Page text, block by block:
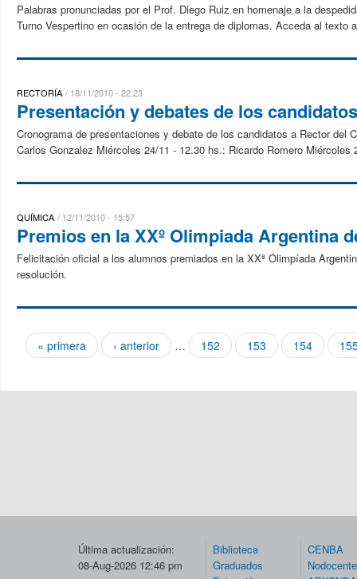
Palabras pronunciadas por el Prof. Diego Ruiz en homenaje a la
Turno Vespertino en ocasión de la entrega de diplomas. Acceda al texto
RECTORÍA 18/11/2010 - 22:23
Presentación y debates de los
Cronograma de presentaciones y debate de los candidatos a Rector
Carlos Gonzalez Miércoles 24/11 - 12.30 hs.: Ricardo Romero Miércoles
QUÍMICA 12/11/2010 - 15:57
Premios en la XXº Olimpiada Argentina
Felicitación oficial a los alumnos premiados en la XXª Olimpíada
resolución.
Páginas
« primera ‹ anterior … 152 153 154
Última actualización:
08-Aug-2026 12:46 pm
Biblioteca
Graduados
CENBA